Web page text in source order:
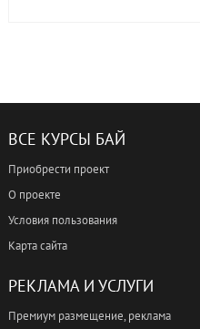
ВСЕ КУРСЫ БАЙ
Приобрести проект
О проекте
Условия пользования
Карта сайта
РЕКЛАМА И УСЛУГИ
Премиум размещение, реклама